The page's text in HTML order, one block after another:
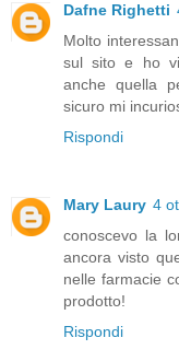
Dafne Righetti
Molto
sul sito e ho
anche quella
sicuro mi
Rispondi
Mary Laury 4
conoscevo la
ancora visto
nelle farmacie
prodotto!
Rispondi